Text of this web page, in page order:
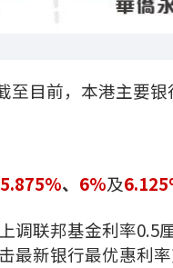
至目前，本港主要
5.875%、 6%及
调联邦基金利率0.5
新银行最优惠利率